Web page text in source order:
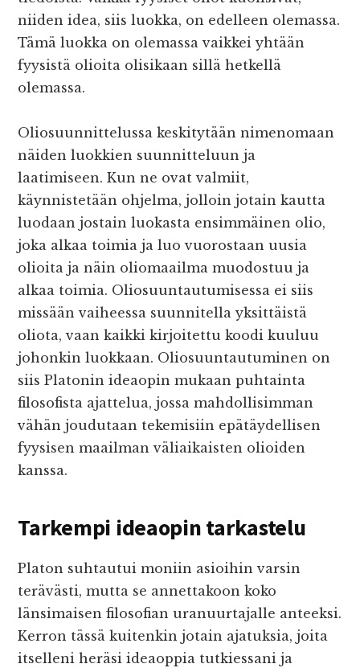
niiden idea, siis luokka, on edelleen olemassa.
Tämä luokka on olemassa vaikkei yhtään
fyysistä olioita olisikaan sillä hetkellä
olemassa.
Oliosuunnittelussa keskitytään nimenomaan
näiden luokkien suunnitteluun ja
laatimiseen. Kun ne ovat valmiit,
käynnistetään ohjelma, jolloin jotain kautta
luodaan jostain luokasta ensimmäinen olio,
joka alkaa toimia ja luo vuorostaan uusia
olioita ja näin oliomaailma muodostuu ja
alkaa toimia. Oliosuuntautumisessa ei siis
missään vaiheessa suunnitella yksittäistä
oliota, vaan kaikki kirjoitettu koodi kuuluu
johonkin luokkaan. Oliosuuntautuminen on
siis Platonin ideaopin mukaan puhtainta
filosofista ajattelua, jossa mahdollisimman
vähän joudutaan tekemisiin epätäydellisen
fyysisen maailman väliaikaisten olioiden
kanssa.
Tarkempi ideaopin tarkastelu
Platon suhtautui moniin asioihin varsin
terävästi, mutta se annettakoon koko
länsimaisen filosofian uranuurtajalle anteeksi.
Kerron tässä kuitenkin jotain ajatuksia, joita
itselleni heräsi ideaoppia tutkiessani ja